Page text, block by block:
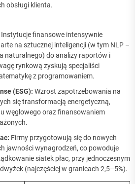
obsługi klienta.
Instytucje finansowe intensywnie
na sztucznej inteligencji (w tym NLP –
naturalnego) do analizy raportów i
rynkową zyskują specjaliści
z programowaniem.
(ESG): Wzrost zapotrzebowania na
się transformacją energetyczną,
węglowego oraz finansowaniem
Firmy przygotowują się do nowych
jawności wynagrodzeń, co powoduje
siatek płac, przy jednoczesnym
(najczęściej w granicach 2,5–5%).